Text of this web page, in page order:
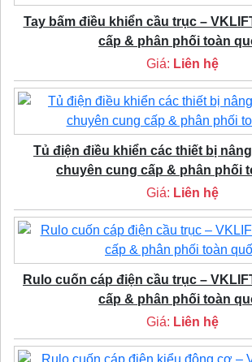
Tay bấm điều khiển cầu trục –
cấp & phân phối toàn
Giá: Liên hệ
Tủ điện điều khiển các thiết bị
chuyên cung cấp & phân phối
Giá: Liên hệ
Rulo cuốn cáp điện cầu trục –
cấp & phân phối toàn
Giá: Liên hệ